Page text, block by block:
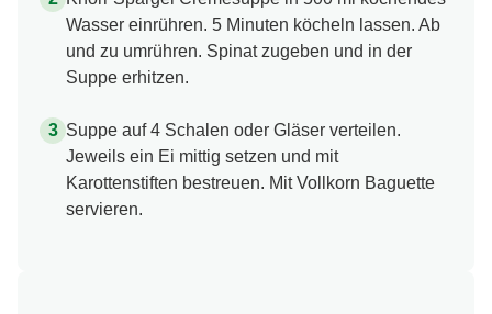
Wasser einrühren. 5 Minuten köcheln lassen. Ab
und zu umrühren. Spinat zugeben und in der
Suppe erhitzen.
Suppe auf 4 Schalen oder Gläser verteilen.
Jeweils ein Ei mittig setzen und mit
Karottenstiften bestreuen. Mit Vollkorn Baguette
servieren.